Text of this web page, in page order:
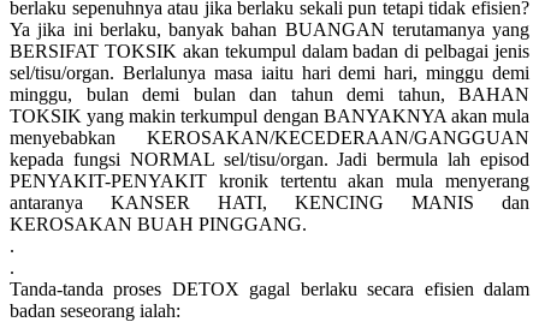
berlaku sepenuhnya atau jika berlaku sekali pun tetapi tidak efisien?
Ya jika ini berlaku, banyak bahan BUANGAN terutamanya yang
BERSIFAT TOKSIK akan tekumpul dalam badan di pelbagai jenis
sel/tisu/organ. Berlalunya masa iaitu hari demi hari, minggu demi
minggu, bulan demi bulan dan tahun demi tahun, BAHAN
TOKSIK yang makin terkumpul dengan BANYAKNYA akan mula
menyebabkan KEROSAKAN/KECEDERAAN/GANGGUAN
kepada fungsi NORMAL sel/tisu/organ. Jadi bermula lah episod
PENYAKIT-PENYAKIT kronik tertentu akan mula menyerang
antaranya KANSER HATI, KENCING MANIS dan
KEROSAKAN BUAH PINGGANG.
.
.
Tanda-tanda proses DETOX gagal berlaku secara efisien dalam
badan seseorang ialah: